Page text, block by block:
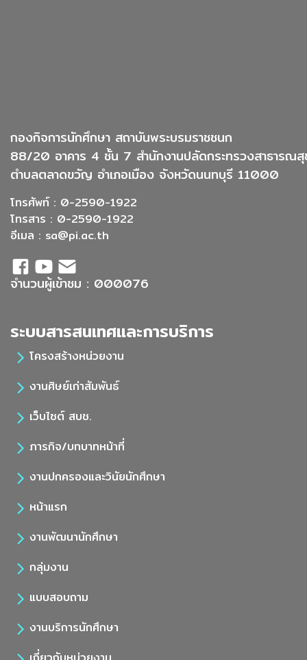
กองกิจการนักศึกษา สถาบันพระบรมราชชนก
88/20 อาคาร 4 ชั้น 7 สำนักงานปลัดกระทรวงสาธารณ
ตำบลตลาดขวัญ อำเภอเมือง จังหวัดนนทบุรี 11000
โทรศัพท์ : 0-2590-1922
โทรสาร : 0-2590-1922
อีเมล : sa@pi.ac.th
จำนวนผู้เข้าชม : 000076
ระบบสารสนเทศและการบริการ
โครงสร้างหน่วยงาน
งานศิษย์เก่าสัมพันธ์
เว็บไซต์ สบช.
ภารกิจ/บทบาทหน้าที่
งานปกครองและวินัยนักศึกษา
หน้าแรก
งานพัฒนานักศึกษา
กลุ่มงาน
แบบสอบถาม
งานบริการนักศึกษา